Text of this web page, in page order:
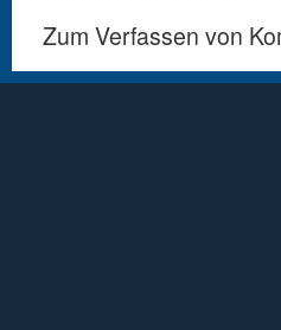
Zum Verfassen von